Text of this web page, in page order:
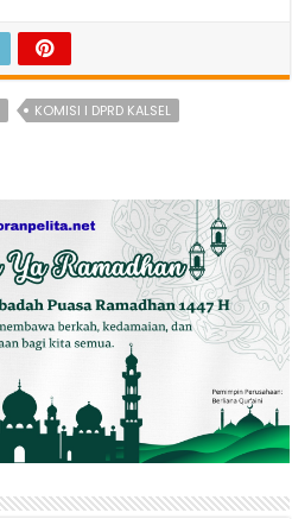
KOMISI I DPRD KALSEL